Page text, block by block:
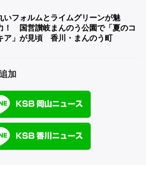
いフォルムとライムグリーンが魅
！ 国営讃岐まんのう公園で「夏のコ
ア」が見頃 香川・まんのう町
加